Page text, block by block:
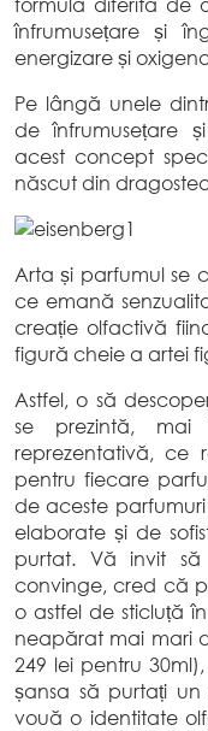
formulă diferită de
înfrumusețare și
energizare și
Pe lângă unele
de înfrumusețare
acest concept
născut din
Arta și parfumul se
ce emană
creație olfactivă
figură cheie a artei
Astfel, o să
se prezintă, mai
reprezentativă, ce
pentru fiecare
de aceste
elaborate și de
purtat. Vă invit
convinge, cred că
o astfel de sticluță
neapărat mai mari
249 lei pentru
șansa să purtați
vouă o identitate